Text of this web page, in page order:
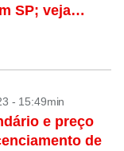
SP; veja
- 15:49min
e preço
de